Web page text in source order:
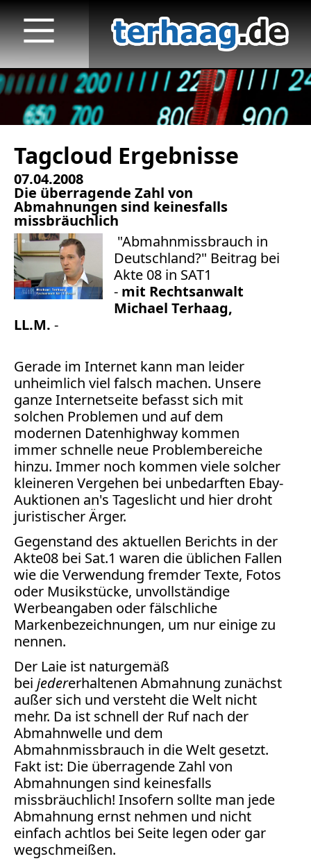
Tagcloud Ergebnisse
07.04.2008
Die überragende Zahl von
Abmahnungen sind keinesfalls
missbräuchlich
"Abmahnmissbrauch in
Deutschland?" Beitrag bei
Akte 08 in SAT1
- mit Rechtsanwalt
Michael Terhaag,
LL.M. -
Gerade im Internet kann man leider
unheimlich viel falsch machen. Unsere
ganze Internetseite befasst sich mit
solchen Problemen und auf dem
modernen Datenhighway kommen
immer schnelle neue Problembereiche
hinzu. Immer noch kommen viele solcher
kleineren Vergehen bei unbedarften Ebay-
Auktionen an's Tageslicht und hier droht
juristischer Ärger.
Gegenstand des aktuellen Berichts in der
Akte08 bei Sat.1 waren die üblichen Fallen
wie die Verwendung fremder Texte, Fotos
oder Musikstücke, unvollständige
Werbeangaben oder fälschliche
Markenbezeichnungen, um nur einige zu
nennen.
Der Laie ist naturgemäß
bei jedererhaltenen Abmahnung zunächst
außer sich und versteht die Welt nicht
mehr. Da ist schnell der Ruf nach der
Abmahnwelle und dem
Abmahnmissbrauch in die Welt gesetzt.
Fakt ist: Die überragende Zahl von
Abmahnungen sind keinesfalls
missbräuchlich! Insofern sollte man jede
Abmahnung ernst nehmen und nicht
einfach achtlos bei Seite legen oder gar
wegschmeißen.
Startseite
Veröffentlichungen
TV
Radio
print & online
Kontakt
Datenschutz
AGB
Abmahnung
Aktuelle
Stunde
BGH
Beleidigung
Datenschutz
Ebay
Facebook
Fotorecht
Google
Haftung
Influencer
Instagram
Internetrecht
Markenrecht
Meinungsfreiheit
Persönlichkeitsrecht
Print
Radio
Sportwetten